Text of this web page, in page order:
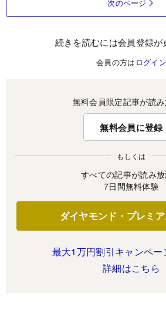
次のページ
続きを読むには会員登録が
会員の方は ログイン
無料会員限定記事が読み
無料会員に登録
もしくは
すべての記事が読み放
7日間無料体験
ダイヤモンド・プレミ
最大1万円割引キャンペー
詳細はこちら